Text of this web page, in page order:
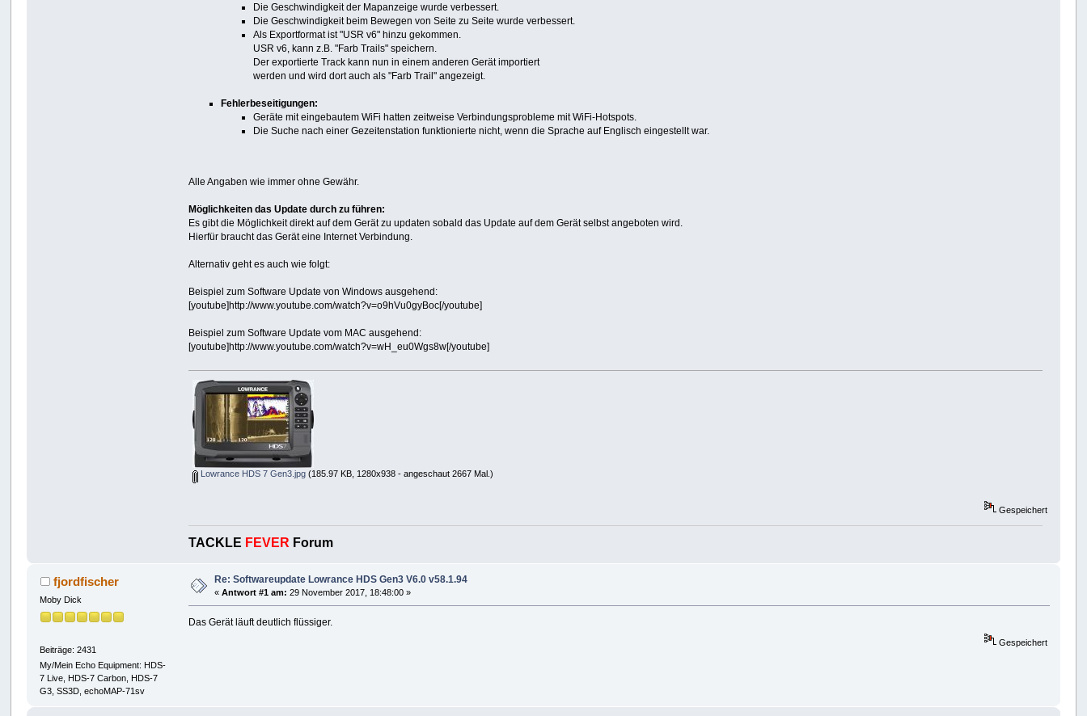
Die Geschwindigkeit der Mapanzeige wurde verbessert.
Die Geschwindigkeit beim Bewegen von Seite zu Seite wurde verbessert.
Als Exportformat ist "USR v6" hinzu gekommen.
USR v6, kann z.B. "Farb Trails" speichern.
Der exportierte Track kann nun in einem anderen Gerät importiert
werden und wird dort auch als "Farb Trail" angezeigt.
Fehlerbeseitigungen:
Geräte mit eingebautem WiFi hatten zeitweise Verbindungsprobleme mit WiFi-Hotspots.
Die Suche nach einer Gezeitenstation funktionierte nicht, wenn die Sprache auf Englisch eingestellt war.
Alle Angaben wie immer ohne Gewähr.
Möglichkeiten das Update durch zu führen:
Es gibt die Möglichkeit direkt auf dem Gerät zu updaten sobald das Update auf dem Gerät selbst angeboten wird.
Hierfür braucht das Gerät eine Internet Verbindung.
Alternativ geht es auch wie folgt:
Beispiel zum Software Update von Windows ausgehend:
[youtube]http://www.youtube.com/watch?v=o9hVu0gyBoc[/youtube]
Beispiel zum Software Update vom MAC ausgehend:
[youtube]http://www.youtube.com/watch?v=wH_eu0Wgs8w[/youtube]
Lowrance HDS 7 Gen3.jpg (185.97 KB, 1280x938 - angeschaut 2667 Mal.)
Gespeichert
TACKLE FEVER Forum
fjordfischer
Moby Dick
Beiträge: 2431
My/Mein Echo Equipment: HDS-
7 Live, HDS-7 Carbon, HDS-7
G3, SS3D, echoMAP-71sv
Re: Softwareupdate Lowrance HDS Gen3 V6.0 v58.1.94
«Antwort #1 am: 29 November 2017, 18:48:00 »
Das Gerät läuft deutlich flüssiger.
Gespeichert